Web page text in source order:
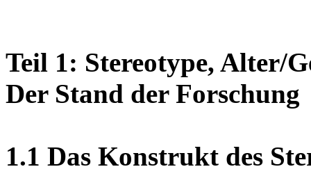
Teil 1: Stereotype, Alter/
Der Stand der Forschung
1.1 Das Konstrukt des